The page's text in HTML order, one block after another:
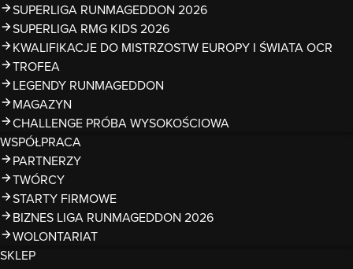
SUPERLIGA RUNMAGEDDON 2026
SUPERLIGA RMG KIDS 2026
KWALIFIKACJE DO MISTRZOSTW EUROPY I ŚWIATA OCR
TROFEA
LEGENDY RUNMAGEDDON
MAGAZYN
CHALLENGE PRÓBA WYSOKOŚCIOWA
WSPÓŁPRACA
PARTNERZY
TWÓRCY
STARTY FIRMOWE
BIZNES LIGA RUNMAGEDDON 2026
WOLONTARIAT
SKLEP